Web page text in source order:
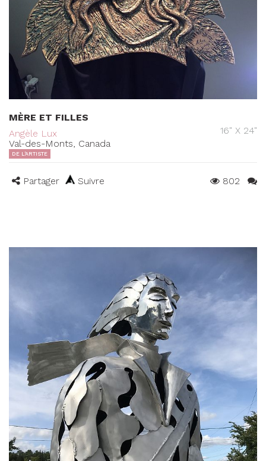
MÈRE ET FILLES
Angèle Lux
Val-des-Monts, Canada
16" X 24"
DE L'ARTISTE
Partager Suivre 802